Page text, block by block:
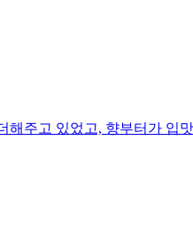
주고 있었고, 향부터가